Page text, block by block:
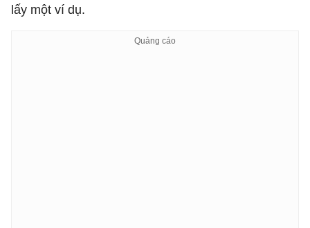
lấy một ví dụ.